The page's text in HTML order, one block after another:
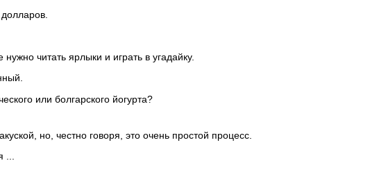
читать ярлыки и играть в угадайку.
или болгарского йогурта?
но, честно говоря, это очень простой процесс.
...